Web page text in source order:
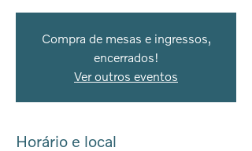
Compra de mesas e ingressos,
encerrados!
Ver outros eventos
Horário e local